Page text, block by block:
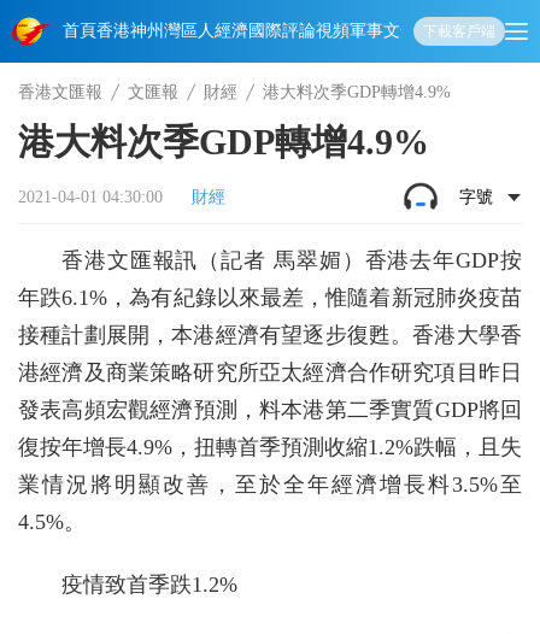
首頁香港神州 灣區人經濟國際評論視頻軍事文化 娛樂生活教育體
下載客戶端
香港文匯報 文匯報 財經 港大料次季GDP轉增4.9%
港大料次季GDP轉增4.9%
2021-04-01 04:30:00 財經 字號
香港文匯報訊（記者 馬翠媚）香港去年GDP按
年跌6.1%，為有紀錄以來最差，惟隨着新冠肺炎疫苗
接種計劃展開，本港經濟有望逐步復甦。香港大學香
港經濟及商業策略研究所亞太經濟合作研究項目昨日
發表高頻宏觀經濟預測，料本港第二季實質GDP將回
復按年增長4.9%，扭轉首季預測收縮1.2%跌幅，且失
業情況將明顯改善，至於全年經濟增長料3.5%至
4.5%。
疫情致首季跌1.2%